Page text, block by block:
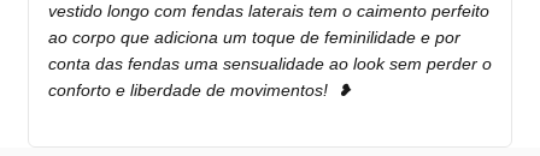
vestido longo com fendas laterais tem o caimento perfeito
ao corpo que adiciona um toque de feminilidade e por
conta das fendas uma sensualidade ao look sem perder o
conforto e liberdade de movimentos! ❥